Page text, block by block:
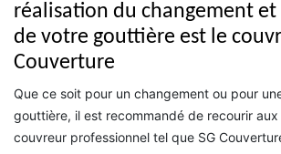
réalisation du changement et
de votre gouttière est le
Couverture
Que ce soit pour un changement ou pour
gouttière, il est recommandé de recourir aux
couvreur professionnel tel que SG